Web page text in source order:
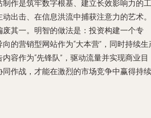
制作是筑牢数字根基、建立长效影响力的工
动出击、在信息洪流中捕获注意力的艺术。
其一。明智的做法是：投资构建一个专
的营销型网站作为“大本营”，同时持续生
容作为“先锋队”，驱动流量并实现商业目
作战，才能在激烈的市场竞争中赢得持续